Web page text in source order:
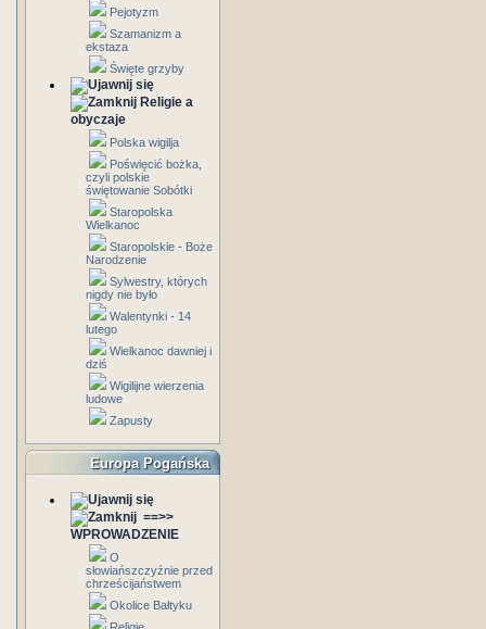
Pejotyzm
Szamanizm a
ekstaza
Święte grzyby
Religie a
obyczaje
Polska wigilja
Poświęcić bożka,
czyli polskie
świętowanie Sobótki
Staropolska
Wielkanoc
Staropolskie - Boże
Narodzenie
Sylwestry, których
nigdy nie było
Walentynki - 14
lutego
Wielkanoc dawniej i
dziś
Wigilijne wierzenia
ludowe
Zapusty
Europa Pogańska
==>>
WPROWADZENIE
O
słowiańszczyźnie przed
chrześcijaństwem
Okolice Bałtyku